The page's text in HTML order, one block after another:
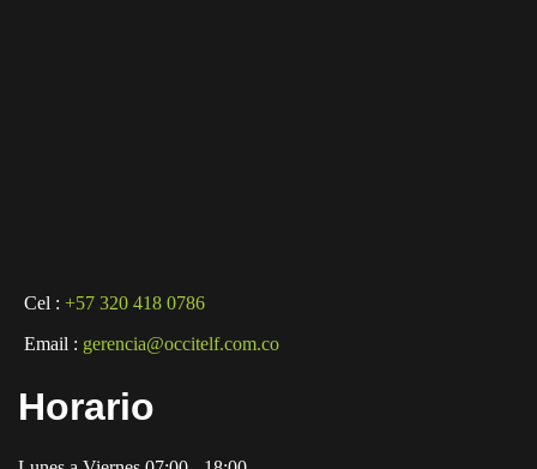
Cel : +57 320 418 0786
Email : gerencia@occitelf.com.co
Horario